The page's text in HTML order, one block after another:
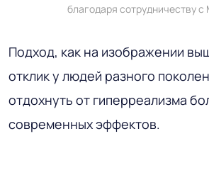
благодаря сотрудничеству
Подход, как на изображении
отклик у людей разного
отдохнуть от гиперреализма
современных эффектов.